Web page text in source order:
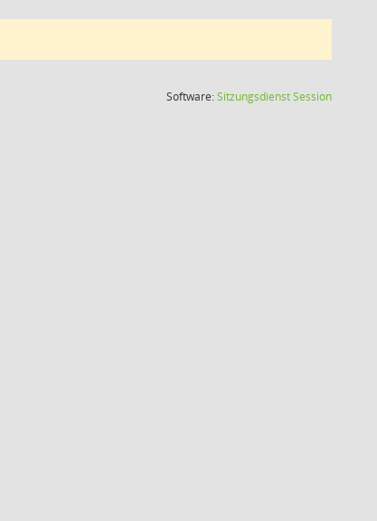
Software:SitzungsdienstSession(Wird in